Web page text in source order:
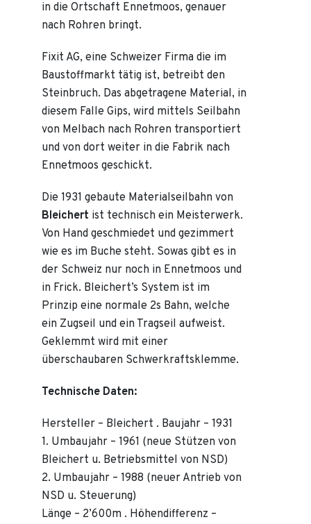
in die Ortschaft Ennetmoos, genauer
nach Rohren bringt.
Fixit AG, eine Schweizer Firma die im
Baustoffmarkt tätig ist, betreibt den
Steinbruch. Das abgetragene Material, in
diesem Falle Gips, wird mittels Seilbahn
von Melbach nach Rohren transportiert
und von dort weiter in die Fabrik nach
Ennetmoos geschickt.
Die 1931 gebaute Materialseilbahn von
Bleichert ist technisch ein Meisterwerk.
Von Hand geschmiedet und gezimmert
wie es im Buche steht. Sowas gibt es in
der Schweiz nur noch in Ennetmoos und
in Frick. Bleichert’s System ist im
Prinzip eine normale 2s Bahn, welche
ein Zugseil und ein Tragseil aufweist.
Geklemmt wird mit einer
überschaubaren Schwerkraftsklemme.
Technische Daten:
Hersteller – Bleichert . Baujahr – 1931
1. Umbaujahr – 1961 (neue Stützen von
Bleichert u. Betriebsmittel von NSD)
2. Umbaujahr – 1988 (neuer Antrieb von
NSD u. Steuerung)
Länge – 2’600m . Höhendifferenz –